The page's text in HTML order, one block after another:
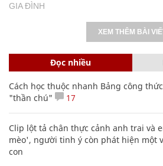
GIA ĐÌNH
XEM THÊM BÀI
Đọc nhiều
Cách học thuộc nhanh Bảng công
"thần chú"
17
Clip lột tả chân thực cảnh anh trai và
mèo', người tinh ý còn phát hiện một
con